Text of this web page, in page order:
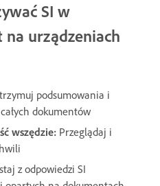
SI w
urządzeniach
podsumowania i
dokumentów
wszędzie: Przeglądaj i
z odpowiedzi SI